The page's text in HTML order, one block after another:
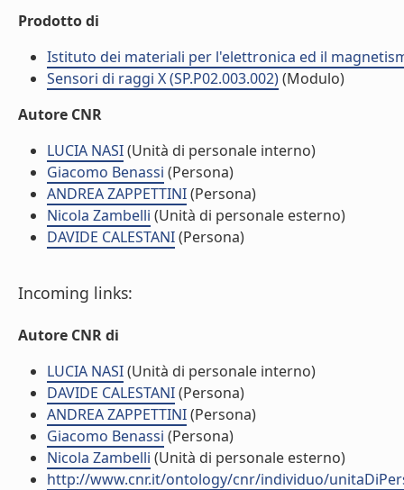
Prodotto di
Istituto dei materiali per l'elettronica ed il
Sensori di raggi X (SP.P02.003.002)(Modulo)
Autore CNR
LUCIA NASI(Unità di personale interno)
Giacomo Benassi (Persona)
ANDREA ZAPPETTINI(Persona)
Nicola Zambelli (Unità di personale esterno)
DAVIDE CALESTANI(Persona)
Incoming links:
Autore CNR di
LUCIA NASI(Unità di personale interno)
DAVIDE CALESTANI(Persona)
ANDREA ZAPPETTINI(Persona)
Giacomo Benassi (Persona)
Nicola Zambelli (Unità di personale esterno)
http://www.cnr.it/ontology/cnr/individuo/